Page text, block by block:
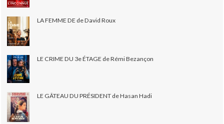
LA FEMME DE de David Roux
LE CRIME DU 3e ÉTAGE de Rémi Bezançon
LE GÂTEAU DU PRÉSIDENT de Hasan Hadi